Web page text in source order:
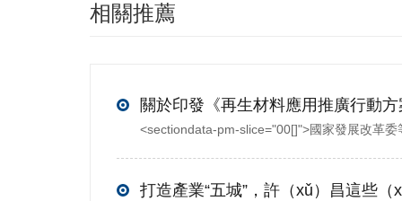
相關推薦